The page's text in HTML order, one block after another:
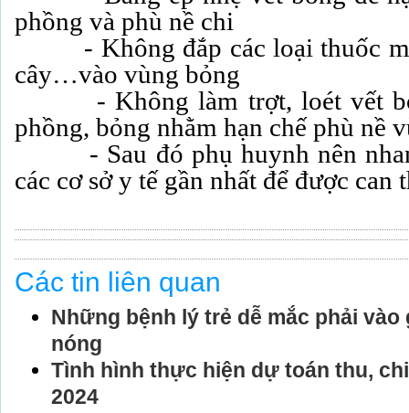
phồng và phù nề chi
- Không đắp các loại thuốc
cây…vào vùng bỏng
- Không làm trợt, loét vết
phồng, bỏng nhằm hạn chế phù nề
- Sau đó phụ huynh nên
các cơ sở y tế gần nhất để được can
Các tin liên quan
Những bệnh lý trẻ dễ mắc phải
nóng
Tình hình thực hiện dự toán thu,
2024